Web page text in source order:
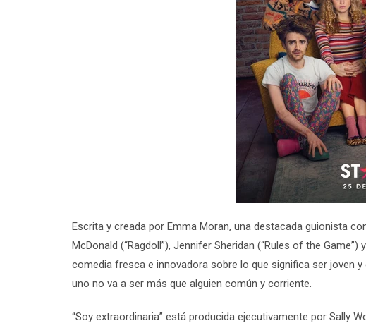
Escrita y creada por Emma Moran, una destacada guionista
McDonald (“Ragdoll”), Jennifer Sheridan (“Rules of the Game”) y
comedia fresca e innovadora sobre lo que significa ser joven
uno no va a ser más que alguien común y corriente.
“Soy extraordinaria” está producida ejecutivamente por Sally